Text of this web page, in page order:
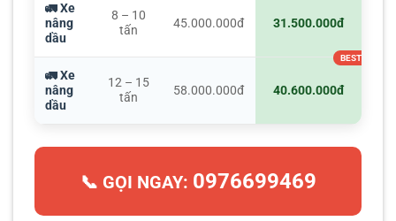
🚛 Xe
nâng
dầu
8 – 10
tấn
45.000.000đ 31.500.000đ
🚛 Xe
nâng
dầu
12 – 15
tấn
58.000.000đ 40.600.000đ
📞 GỌI NGAY: 0976699469